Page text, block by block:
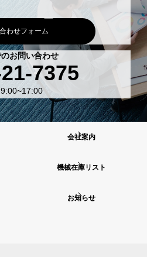
わせフォーム
お問い合わせ
7375
会社案内
機械在庫リスト
お知らせ